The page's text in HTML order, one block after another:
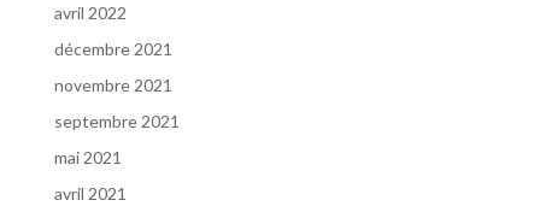
avril 2022
décembre 2021
novembre 2021
septembre 2021
mai 2021
avril 2021